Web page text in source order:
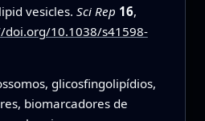
vesicles. Sci Rep 16,
doi.org/10.1038/s41598-
glicosfingolipídios,
biomarcadores de